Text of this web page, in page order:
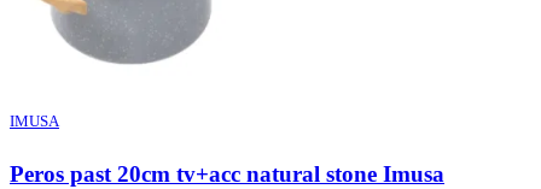
IMUSA
Peros past 20cm tv+acc natural stone Imusa